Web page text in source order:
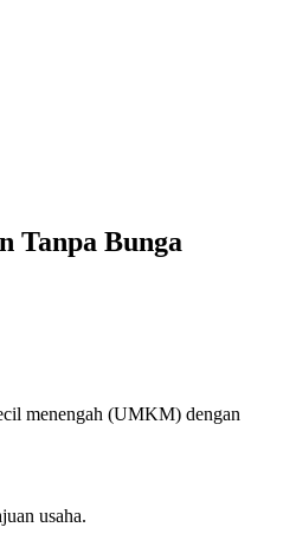
Tanpa Bunga
menengah (UMKM) dengan
usaha.